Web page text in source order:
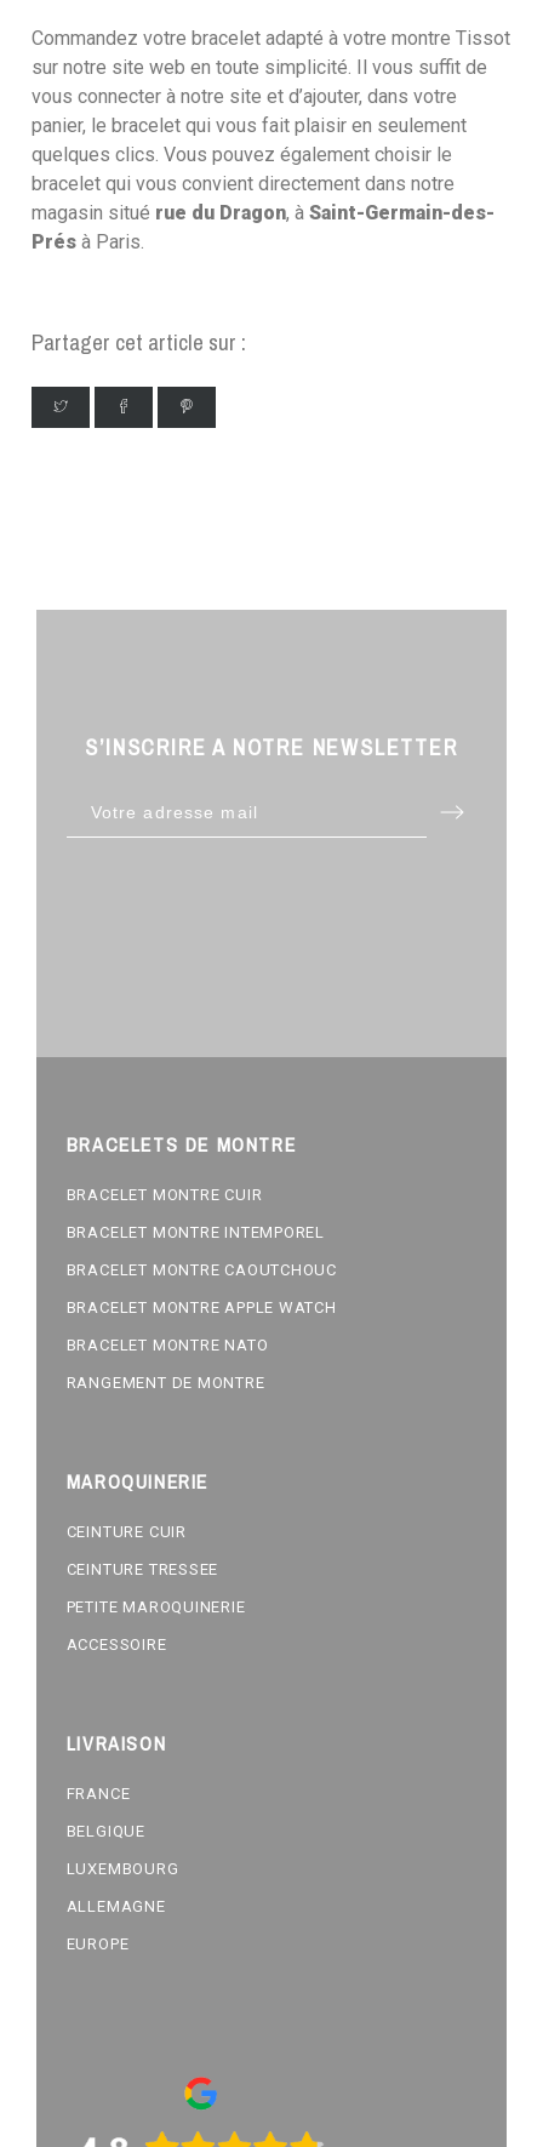
Commandez votre bracelet adapté à votre montre Tissot
sur notre site web en toute simplicité. Il vous suffit de
vous connecter à notre site et d’ajouter, dans votre
panier, le bracelet qui vous fait plaisir en seulement
quelques clics. Vous pouvez également choisir le
bracelet qui vous convient directement dans notre
magasin situé rue du Dragon, àSaint-Germain-des-
Prés à Paris.
Partager cet article sur :
S’INSCRIRE A NOTRE NEWSLETTER
BRACELETS DE MONTRE
BRACELET MONTRE CUIR
BRACELET MONTRE INTEMPOREL
BRACELET MONTRE CAOUTCHOUC
BRACELET MONTRE APPLE WATCH
BRACELET MONTRE NATO
RANGEMENT DE MONTRE
MAROQUINERIE
CEINTURE CUIR
CEINTURE TRESSEE
PETITE MAROQUINERIE
ACCESSOIRE
LIVRAISON
FRANCE
BELGIQUE
LUXEMBOURG
ALLEMAGNE
EUROPE